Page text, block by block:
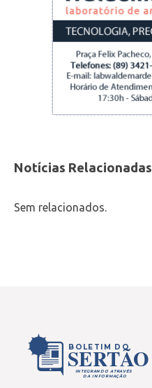
Notícias Relacionadas
Sem relacionados.
BOLETIM DO
SERTÃO
INTEGRANDO ATRAVÉS
DA INFORMAÇÃO